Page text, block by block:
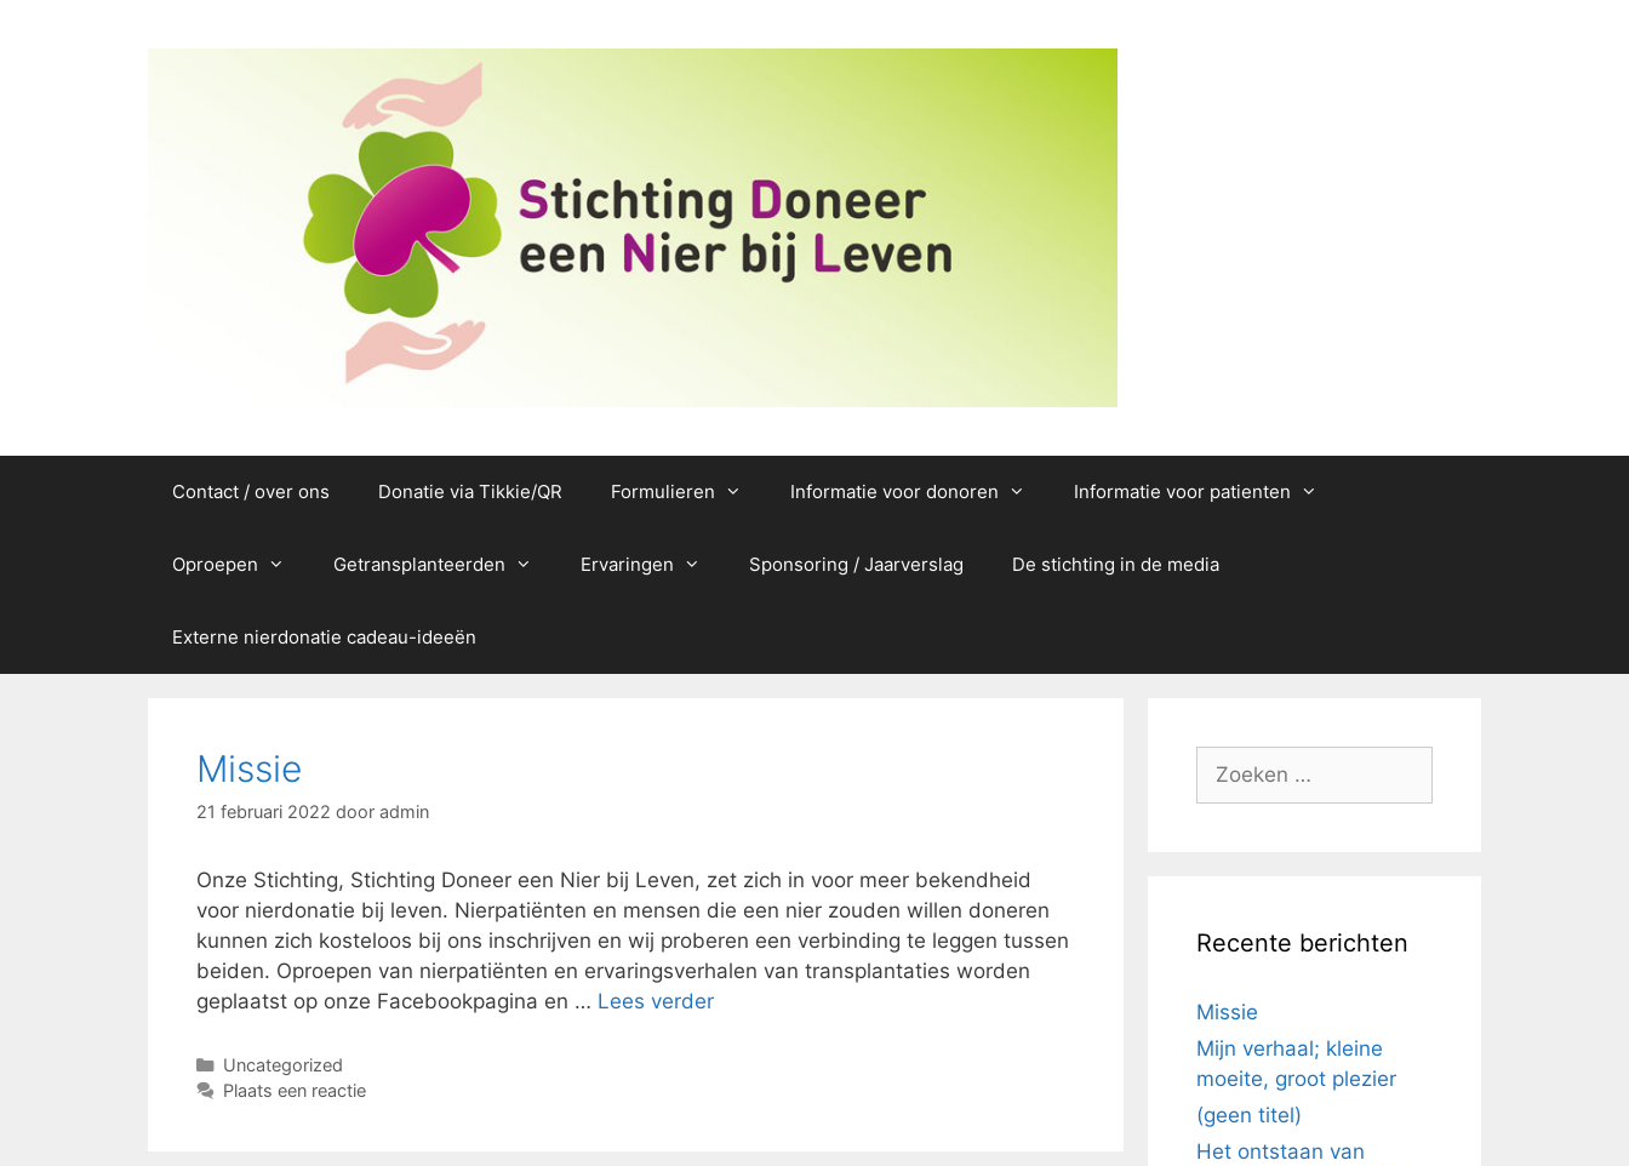
Contact / over ons Donatie via Tikkie/QR Formulieren Informatie voor donoren Informatie voor patienten
Oproepen Getransplanteerden Ervaringen Sponsoring / Jaarverslag De stichting in de media
Externe nierdonatie cadeau-ideeën
Missie
21 februari 2022 door admin
Onze Stichting, Stichting Doneer een Nier bij Leven, zet zich in voor meer bekendheid
voor nierdonatie bij leven. Nierpatiënten en mensen die een nier zouden willen doneren
kunnen zich kosteloos bij ons inschrijven en wij proberen een verbinding te leggen tussen
beiden. Oproepen van nierpatiënten en ervaringsverhalen van transplantaties worden
geplaatst op onze Facebookpagina en … Lees verder
Categorieën
Uncategorized
Plaats een reactie
Zoek
Recente berichten
Missie
Mijn verhaal; kleine
moeite, groot plezier
(geen titel)
Het ontstaan van